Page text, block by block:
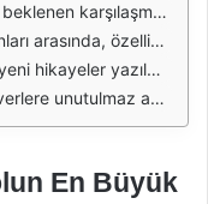
mental dayanıklılığı, liderlik özellikleri ve saha içindeki taktiksel zekaları ön plana çıkmaktadır. Finalin sonucu, sadece o maçı değil, takımların tarihini de şekillendirmektedir.
kazandığı final, dramatik bir şekilde sona ermesiyle tüm dünyada ses getirmiştir. Bu tür anlar, Şampiyonlar Ligi'ni sadece bir futbol organizasyonu olmaktan öte, bir tutku haline getirmektedir.
bu turnuvanın ruhunu oluşturmaktadır. Şampiyonlar Ligi, sadece futbol değil, aynı zamanda bir yaşam tarzıdır; tutkuyla bağlı olunan bir mücadeledir.
başlayan bu heyecan, futbol dünyasında bir gelenek haline gelmiştir. Şampiyonlar Ligi, sadece bir lig değil, aynı zamanda bir tutku ve hayal dünyasıdır.
En Büyük